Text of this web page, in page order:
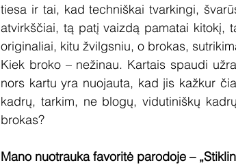
tiesa ir tai, kad techniškai tvarkingi,
atvirkščiai, tą patį vaizdą pamatai kitokį,
originaliai, kitu žvilgsniu, o brokas,
Kiek broko – nežinau. Kartais spaudi
nors kartu yra nuojauta, kad jis kažkur
kadrų, tarkim, ne blogų, vidutiniškų
brokas?
Mano nuotrauka favoritė parodoje –